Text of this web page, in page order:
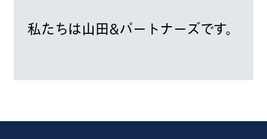
私たちは山田&パートナーズです。